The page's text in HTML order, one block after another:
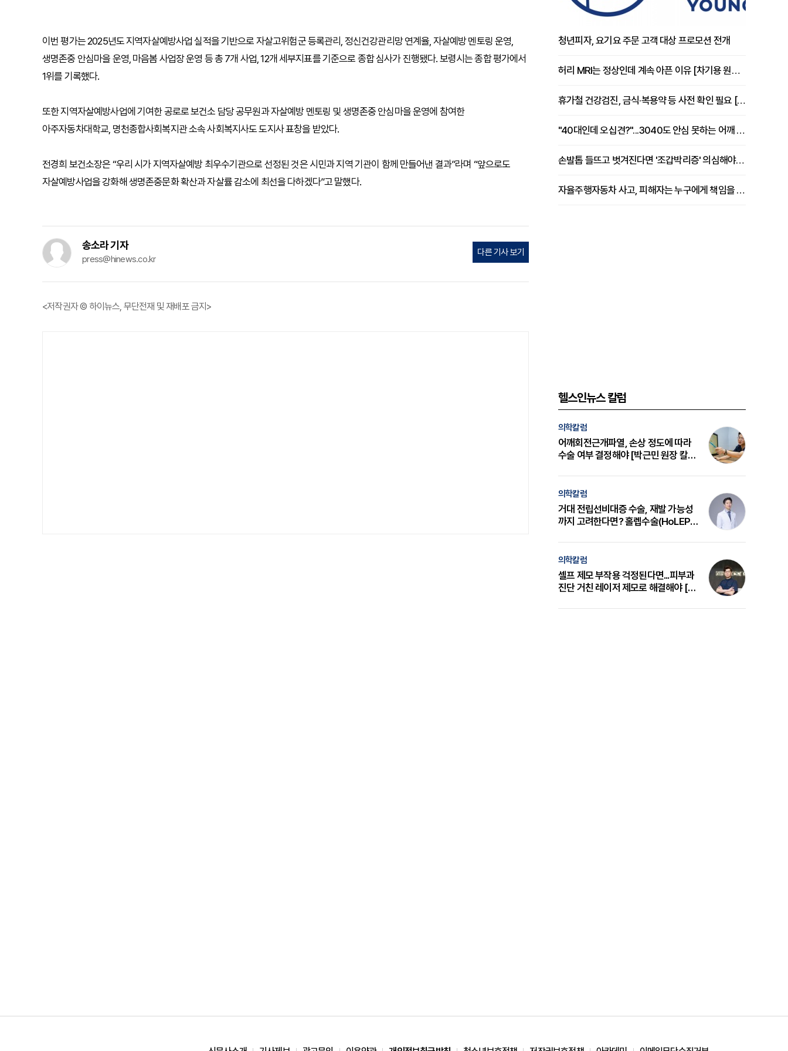
이번 평가는 2025년도 지역자살예방사업 실적을 기반으로 자살고위험군 등록관리, 정신건강관리망 연계율, 자살예방 멘토링 운영,
생명존중 안심마을 운영, 마음봄 사업장 운영 등 총 7개 사업, 12개 세부지표를 기준으로 종합 심사가 진행됐다. 보령시는 종합 평가에서
1위를 기록했다.
또한 지역자살예방사업에 기여한 공로로 보건소 담당 공무원과 자살예방 멘토링 및 생명존중 안심마을 운영에 참여한
아주자동차대학교, 명천종합사회복지관 소속 사회복지사도 도지사 표창을 받았다.
전경희 보건소장은 “우리 시가 지역자살예방 최우수기관으로 선정된 것은 시민과 지역 기관이 함께 만들어낸 결과”라며 “앞으로도
자살예방사업을 강화해 생명존중문화 확산과 자살률 감소에 최선을 다하겠다”고 말했다.
송소라 기자
press@hinews.co.kr
다른 기사 보기
<저작권자 © 하이뉴스, 무단전재 및 재배포 금지>
청년피자, 요기요 주문 고객 대상 프로모션 전개
허리 MRI는 정상인데 계속 아픈 이유 [차기용 원장 칼럼]
휴가철 건강검진, 금식·복용약 등 사전 확인 필요 [정도감 원장 칼럼]
"40대인데 오십견?"...3040도 안심 못하는 어깨 유착성 관절낭염
손발톱 들뜨고 벗겨진다면 '조갑박리증' 의심해야 [김철윤 원장 칼럼]
자율주행자동차 사고, 피해자는 누구에게 책임을 물을 수 있을까
헬스인뉴스 칼럼
의학칼럼
어깨회전근개파열, 손상 정도에 따라
수술 여부 결정해야 [박근민 원장 칼
의학칼럼
거대 전립선비대증 수술, 재발 가능성
까지 고려한다면? 홀렙수술(HoLEP)
의학칼럼
셀프 제모 부작용 걱정된다면...피부과
진단 거친 레이저 제모로 해결해야 [변